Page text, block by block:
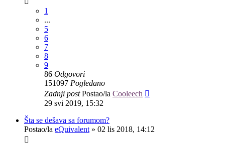
1
...
5
6
7
8
9
86 Odgovori
151097 Pogledano
Zadnji postPostao/la Cooleech
29 svi 2019, 15:32
Šta se dešava sa forumom?
Postao/la eQuivalent » 02 lis 2018, 14:12